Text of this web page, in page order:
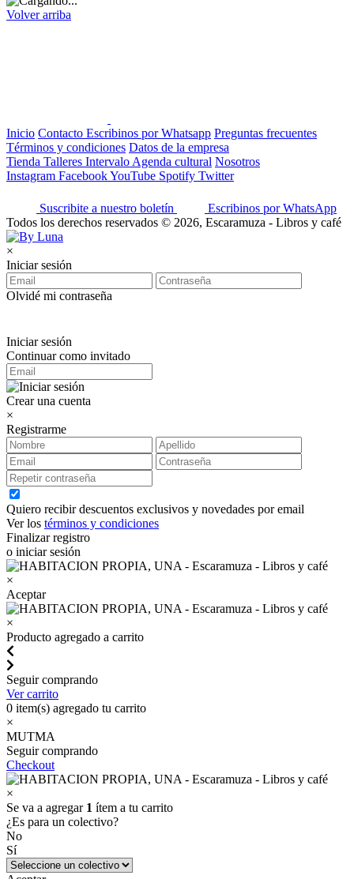
Volver arriba
Inicio Contacto Escribinos por Whatsapp Preguntas frecuentes
Términos y condiciones Datos de la empresa
Tienda Talleres Intervalo Agenda cultural Nosotros
Instagram FacebookYouTube Spotify Twitter
Suscribite a nuestro boletín
Escribinos por WhatsApp
Todos los derechos reservados © 2026, Escaramuza - Libros y café
×
Iniciar sesión
Olvidé mi contraseña
Iniciar sesión
Continuar como invitado
Crear una cuenta
×
Registrarme
Quiero recibir descuentos exclusivos y novedades por email
Ver los términos y condiciones
Finalizar registro
o iniciar sesión
×
Aceptar
×
Producto agregado a carrito
Seguir comprando
Ver carrito
0 item(s) agregado tu carrito
×
MUTMA
Seguir comprando
Checkout
×
Se va a agregar 1 ítem a tu carrito
¿Es para un colectivo?
No
Sí